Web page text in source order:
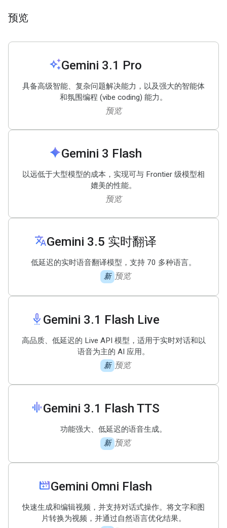
预览
auto_awesomeGemini 3.1 Pro
具备高级智能、复杂问题解决能力，以及强大的智能体
和氛围编程 (vibe coding) 能力。
预览
sparkGemini 3 Flash
以远低于大型模型的成本，实现可与 Frontier 级模型相
媲美的性能。
预览
translateGemini 3.5 实时翻译
低延迟的实时语音翻译模型，支持 70 多种语言。
新 预览
settings_voice Gemini 3.1 Flash Live
高品质、低延迟的 Live API 模型，适用于实时对话和以
语音为主的 AI 应用。
新 预览
graphic_eqGemini 3.1 Flash TTS
功能强大、低延迟的语音生成。
新 预览
movie_filterGemini Omni Flash
快速生成和编辑视频，并支持对话式操作。将文字和图
片转换为视频，并通过自然语言优化结果。